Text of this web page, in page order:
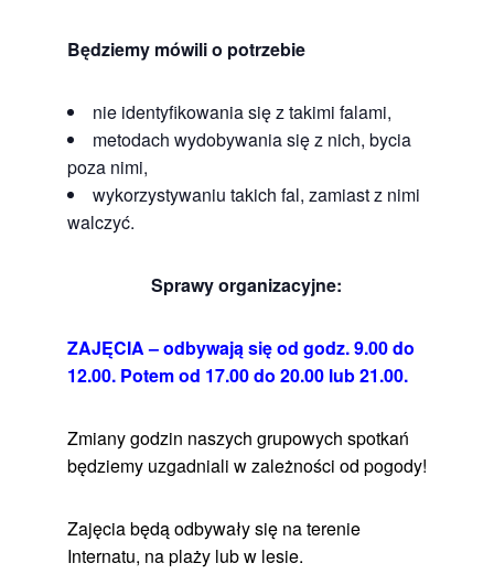
Będziemy mówili o potrzebie
nie identyfikowania się z takimi falami,
metodach wydobywania się z nich, bycia
poza nimi,
wykorzystywaniu takich fal, zamiast z nimi
walczyć.
Sprawy organizacyjne:
ZAJĘCIA – odbywają się od godz. 9.00 do
12.00. Potem od 17.00 do 20.00 lub 21.00.
Zmiany godzin naszych grupowych spotkań
będziemy uzgadniali w zależności od pogody!
Zajęcia będą odbywały się na terenie
Internatu, na plaży lub w lesie.